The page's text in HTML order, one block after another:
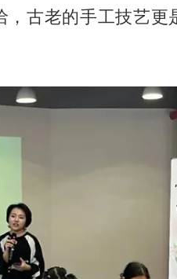
古老的手工技艺更